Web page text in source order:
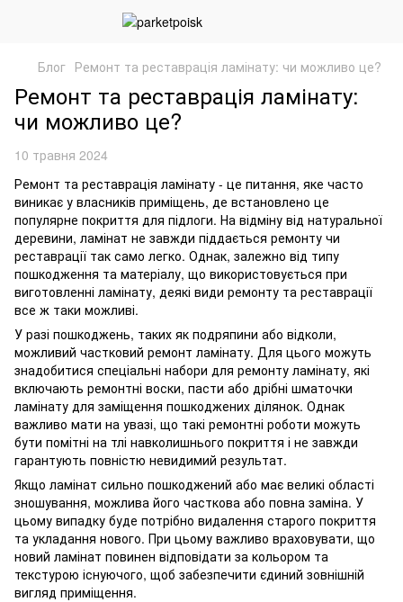
Блог Ремонт та реставрація ламінату: чи можливо це?
Ремонт та реставрація ламінату:
чи можливо це?
10 травня 2024
Ремонт та реставрація ламінату - це питання, яке часто
виникає у власників приміщень, де встановлено це
популярне покриття для підлоги. На відміну від натуральної
деревини, ламінат не завжди піддається ремонту чи
реставрації так само легко. Однак, залежно від типу
пошкодження та матеріалу, що використовується при
виготовленні ламінату, деякі види ремонту та реставрації
все ж таки можливі.
У разі пошкоджень, таких як подряпини або відколи,
можливий частковий ремонт ламінату. Для цього можуть
знадобитися спеціальні набори для ремонту ламінату, які
включають ремонтні воски, пасти або дрібні шматочки
ламінату для заміщення пошкоджених ділянок. Однак
важливо мати на увазі, що такі ремонтні роботи можуть
бути помітні на тлі навколишнього покриття і не завжди
гарантують повністю невидимий результат.
Якщо ламінат сильно пошкоджений або має великі області
зношування, можлива його часткова або повна заміна. У
цьому випадку буде потрібно видалення старого покриття
та укладання нового. При цьому важливо враховувати, що
новий ламінат повинен відповідати за кольором та
текстурою існуючого, щоб забезпечити єдиний зовнішній
вигляд приміщення.